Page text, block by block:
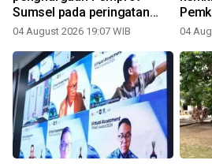
Sumsel pada peringatan
Hari Anak Nasional 2026
04 August 2026 19:07 WIB 04